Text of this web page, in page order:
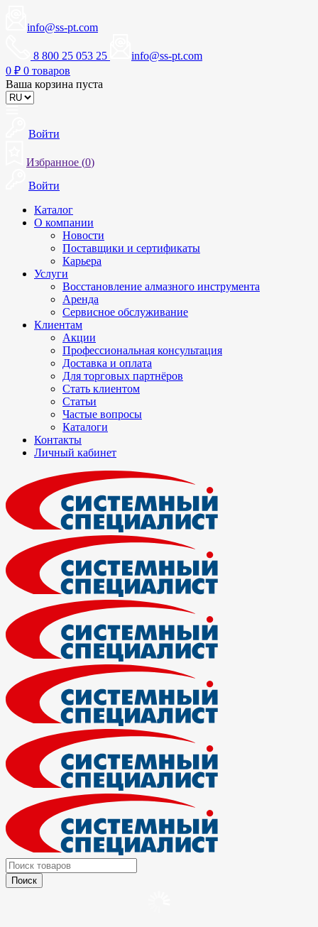
info@ss-pt.com
8 800 25 053 25
info@ss-pt.com
0 ₽ 0 товаров
Ваша корзина пуста
Войти
Избранное (0)
Войти
Каталог
О компании
Новости
Поставщики и сертификаты
Карьера
Услуги
Восстановление алмазного инструмента
Аренда
Сервисное обслуживание
Клиентам
Акции
Профессиональная консультация
Доставка и оплата
Для торговых партнёров
Стать клиентом
Статьи
Частые вопросы
Каталоги
Контакты
Личный кабинет